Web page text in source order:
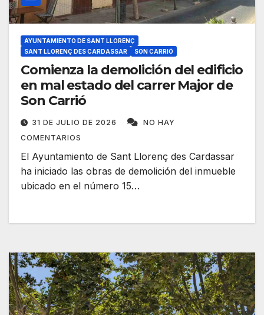
AYUNTAMIENTO DE SANT LLORENÇ
SANT LLORENÇ DES CARDASSAR
SON CARRIÓ
Comienza la demolición del edificio
en mal estado del carrer Major de
Son Carrió
31 DE JULIO DE 2026
NO HAY
COMENTARIOS
El Ayuntamiento de Sant Llorenç des Cardassar
ha iniciado las obras de demolición del inmueble
ubicado en el número 15…